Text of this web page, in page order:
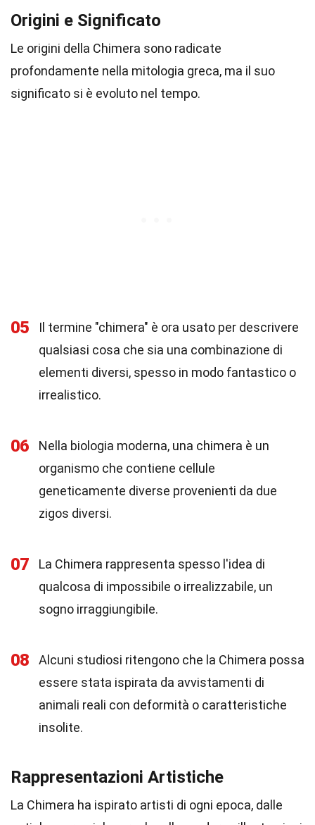
Origini e Significato
Le origini della Chimera sono radicate
profondamente nella mitologia greca, ma il suo
significato si è evoluto nel tempo.
05
Il termine "chimera" è ora usato per descrivere
qualsiasi cosa che sia una combinazione di
elementi diversi, spesso in modo fantastico o
irrealistico.
06
Nella biologia moderna, una chimera è un
organismo che contiene cellule
geneticamente diverse provenienti da due
zigos diversi.
07
La Chimera rappresenta spesso l'idea di
qualcosa di impossibile o irrealizzabile, un
sogno irraggiungibile.
08
Alcuni studiosi ritengono che la Chimera possa
essere stata ispirata da avvistamenti di
animali reali con deformità o caratteristiche
insolite.
Rappresentazioni Artistiche
La Chimera ha ispirato artisti di ogni epoca, dalle